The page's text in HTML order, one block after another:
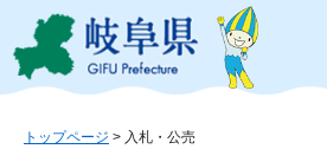
ジ
ュ
このページの本文へ
トップページ > 入札・公売